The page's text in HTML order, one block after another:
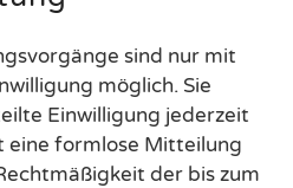
sind nur mit
möglich. Sie
Einwilligung jederzeit
eine formlose Mitteilung
der bis zum